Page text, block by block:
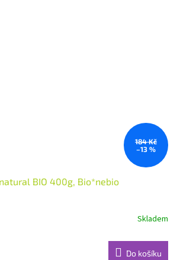
184 Kč
–13 %
BIO 400g, Bio*nebio
Skladem
Do košíku